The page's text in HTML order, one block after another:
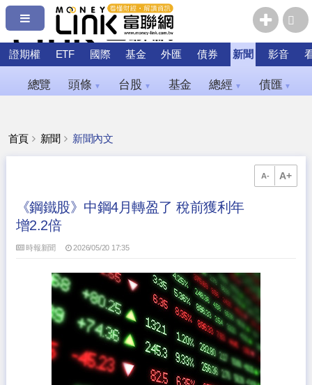
證期權 ETF 國際 基金 外匯 債券 新聞 影音
總覽 頭條 ▼ 台股 ▼ 基金 總經 ▼ 債匯 ▼
首頁 新聞 新聞內文
A- A+
《鋼鐵股》中鋼4月轉盈了 稅前獲利年
增2.2倍
時報新聞 2026/05/20 17:35